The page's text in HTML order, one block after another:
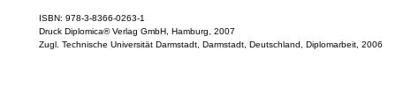
ISBN: 978-3-8366-0263-1
Druck Diplomica® Verlag GmbH, Hamburg, 2007
Zugl. Technische Universität Darmstadt, Darmstadt, Deutschland, Diplomarbeit, 2006